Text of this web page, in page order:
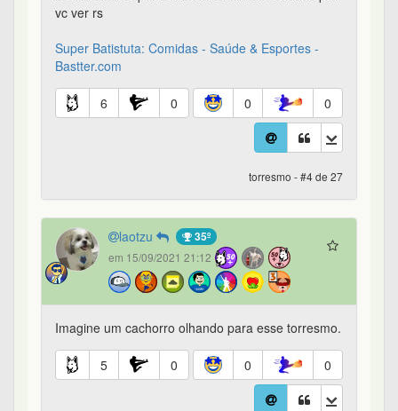
vc ver rs
Super Batistuta: Comidas - Saúde & Esportes -
Bastter.com
6 0 0 0
torresmo - #4 de 27
laotzu 35º
em 15/09/2021 21:12
Imagine um cachorro olhando para esse torresmo.
5 0 0 0